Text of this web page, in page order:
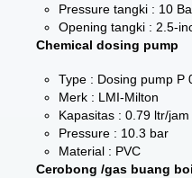
Pressure tangki : 10
Opening tangki : 2.5-
Chemical dosing pump
Type : Dosing pump P
Merk : LMI-Milton
Kapasitas : 0.79 ltr/jam
Pressure : 10.3 bar
Material : PVC
Cerobong /gas buang